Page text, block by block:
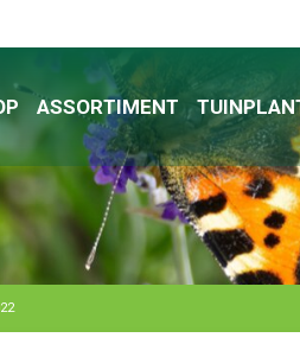
ASSORTIMENT